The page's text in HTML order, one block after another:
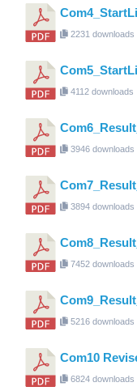
2231 downloads
4112 downloads
3946 downloads
3894 downloads
7452 downloads
5216 downloads
Com10
6824 downloads